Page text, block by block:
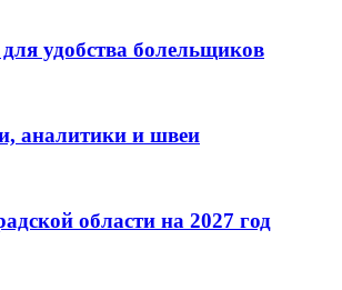
удобства болельщиков
аналитики и швеи
области на 2027 год